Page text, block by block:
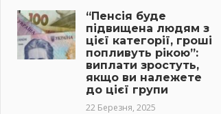
“Пенсія буде
підвищена людям з
цієї категорії, гроші
попливуть рікою”:
виплати зростуть,
якщо ви належете
до цієї групи
22 Березня, 2025